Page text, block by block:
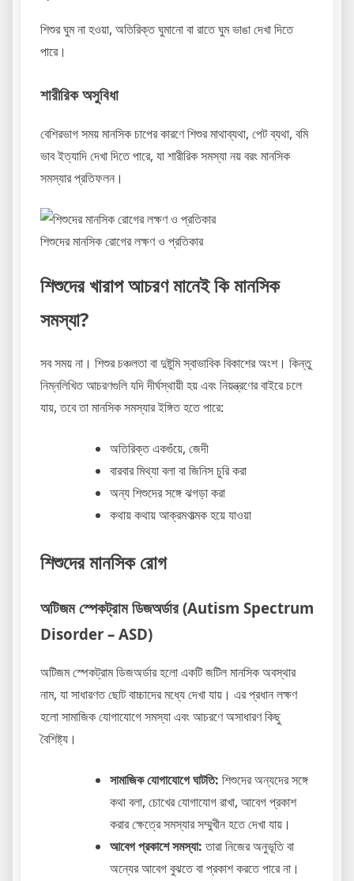
শিশুর ঘুম না হওয়া, অতিরিক্ত ঘুমানো বা রাতে ঘুম ভাঙা দেখা দিতে
পারে।
শারীরিক অসুবিধা
বেশিরভাগ সময় মানসিক চাপের কারণে শিশুর মাথাব্যথা, পেট ব্যথা, বমি
ভাব ইত্যাদি দেখা দিতে পারে, যা শারীরিক সমস্যা নয় বরং মানসিক
সমস্যার প্রতিফলন।
শিশুদের মানসিক রোগের লক্ষণ ও প্রতিকার
শিশুদের খারাপ আচরণ মানেই কি মানসিক
সমস্যা?
সব সময় না। শিশুর চঞ্চলতা বা দুষ্টুমি স্বাভাবিক বিকাশের অংশ। কিন্তু
নিম্নলিখিত আচরণগুলি যদি দীর্ঘস্থায়ী হয় এবং নিয়ন্ত্রণের বাইরে চলে
যায়, তবে তা মানসিক সমস্যার ইঙ্গিত হতে পারে:
অতিরিক্ত একগুঁয়ে, জেদী
বারবার মিথ্যা বলা বা জিনিস চুরি করা
অন্য শিশুদের সঙ্গে ঝগড়া করা
কথায় কথায় আক্রমণাত্মক হয়ে যাওয়া
শিশুদের মানসিক রোগ
অটিজম স্পেকট্রাম ডিজঅর্ডার (Autism Spectrum
Disorder – ASD)
অটিজম স্পেকট্রাম ডিজঅর্ডার হলো একটি জটিল মানসিক অবস্থার
নাম, যা সাধারণত ছোট বাচ্চাদের মধ্যে দেখা যায়। এর প্রধান লক্ষণ
হলো সামাজিক যোগাযোগে সমস্যা এবং আচরণে অসাধারণ কিছু
বৈশিষ্ট্য।
সামাজিক যোগাযোগে ঘাটতি: শিশুদের অন্যদের সঙ্গে
কথা বলা, চোখের যোগাযোগ রাখা, আবেগ প্রকাশ
করার ক্ষেত্রে সমস্যার সম্মুখীন হতে দেখা যায়।
আবেগ প্রকাশে সমস্যা:তারা নিজের অনুভূতি বা
অন্যের আবেগ বুঝতে বা প্রকাশ করতে পারে না।